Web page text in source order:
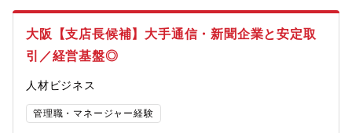
後も、「私たちにしかできないオンリーワン給食を全国に」の実
提供と、お客様に満足いただける食文化の形成に貢献してまいり
ます。【募集背景】少子高齢化で子どもの数は減少傾向ですが、
定こども園には給食が必須となり、給食の外部委託も進んでおり
アにてエリアマネージャーとしてご尽力いただける方を募集いた
大阪【支店長候補】大手通信・新聞企業と安定取
引／経営基盤◎
人材ビジネス
管理職・マネージャー経験